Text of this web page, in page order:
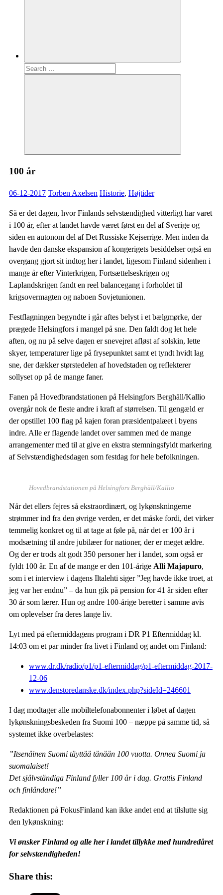
Search
100 år
06-12-2017 Torben Axelsen Historie, Højtider
Så er det dagen, hvor Finlands selvstændighed vitterligt har varet
i 100 år, efter at landet havde været først en del af Sverige og
siden en autonom del af Det Russiske Kejserrige. Men inden da
havde den danske ekspansion af kongerigets besiddelser også en
overgang gjort sit indtog her i landet, ligesom Finland sidenhen i
mange år efter Vinterkrigen, Fortsættelseskrigen og
Laplandskrigen fandt en reel balancegang i forholdet til
krigsovermagten og naboen Sovjetunionen.
Festflagningen begyndte i går aftes belyst i et bælgmørke, der
prægede Helsingfors i mangel på sne. Den faldt dog let hele
aften, og nu på selve dagen er snevejret afløst af solskin, lette
skyer, temperaturer lige på frysepunktet samt et tyndt hvidt lag
sne, der dækker størstedelen af hovedstaden og reflekterer
sollyset op på de mange faner.
Fanen på Hovedbrandstationen på Helsingfors Berghäll/Kallio
overgår nok de fleste andre i kraft af størrelsen. Til gengæld er
der opstillet 100 flag på kajen foran præsidentpalæet i byens
indre. Alle er flagende landet over sammen med de mange
arrangementer med til at give en ekstra stemningsfyldt markering
af Selvstændighedsdagen som festdag for hele befolkningen.
Hovedbrandstationen på Helsingfors Berghäll/Kallio
Når det ellers fejres så ekstraordinært, og lykønskningerne
strømmer ind fra den øvrige verden, er det måske fordi, det virker
temmelig konkret og til at tage at føle på, når det er 100 år i
modsætning til andre jubilæer for nationer, der er meget ældre.
Og der er trods alt godt 350 personer her i landet, som også er
fyldt 100 år. En af de mange er den 101-årige Alli Majapuro,
som i et interview i dagens Iltalehti siger ”Jeg havde ikke troet, at
jeg var her endnu” – da hun gik på pension for 41 år siden efter
30 år som lærer. Hun og andre 100-årige beretter i samme avis
om oplevelser fra deres lange liv.
Lyt med på eftermiddagens program i DR P1 Eftermiddag kl.
14:03 om et par minder fra livet i Finland og andet om Finland:
www.dr.dk/radio/p1/p1-eftermiddag/p1-eftermiddag-2017-
12-06
www.denstoredanske.dk/index.php?sideId=246601
I dag modtager alle mobiltelefonabonnenter i løbet af dagen
lykønskningsbeskeden fra Suomi 100 – næppe på samme tid, så
systemet ikke overbelastes:
”Itsenäinen Suomi täyttää tänään 100 vuotta. Onnea Suomi ja
suomalaiset!
Det självständiga Finland fyller 100 år i dag. Grattis Finland
och finländare!”
Redaktionen på FokusFinland kan ikke andet end at tilslutte sig
den lykønskning:
Vi ønsker Finland og alle her i landet tillykke med hundredåret
for selvstændigheden!
Share this: